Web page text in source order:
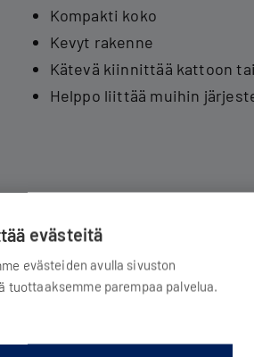
Kompakti koko
Kevyt rakenne
Kätevä kiinnittää kattoon
Helppo liittää muihin
evästeitä
evästeiden avulla sivuston
tuottaaksemme parempaa palvelua.